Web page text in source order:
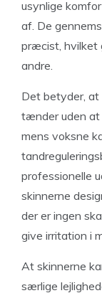
usynlige
af. De
præcist, hvilket
andre.
Det betyder,
tænder uden at
mens voksne
professionelle
skinnerne
der er ingen
give irritation i
At skinnerne
særlige